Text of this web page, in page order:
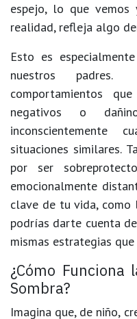
espejo, lo que
realidad, refleja algo
Esto es
nuestros
comportamientos
negativos o
inconscientemente
situaciones similares.
por ser
emocionalmente
clave de tu vida, como
podrías darte cuenta
mismas estrategias
¿Cómo
Sombra?
Imagina que, de niño,